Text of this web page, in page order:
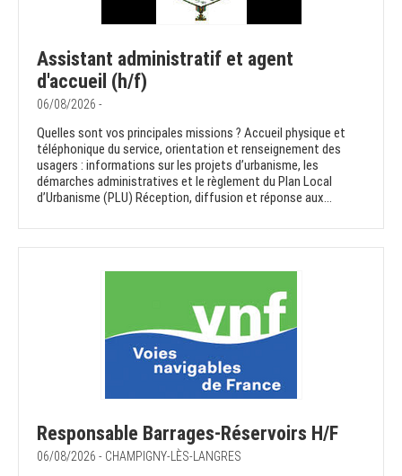
Assistant administratif et agent
d'accueil (h/f)
06/08/2026 -
Quelles sont vos principales missions ? Accueil physique et
téléphonique du service, orientation et renseignement des
usagers : informations sur les projets d’urbanisme, les
démarches administratives et le règlement du Plan Local
d’Urbanisme (PLU) Réception, diffusion et réponse aux...
Responsable Barrages-Réservoirs H/F
06/08/2026 - CHAMPIGNY-LÈS-LANGRES